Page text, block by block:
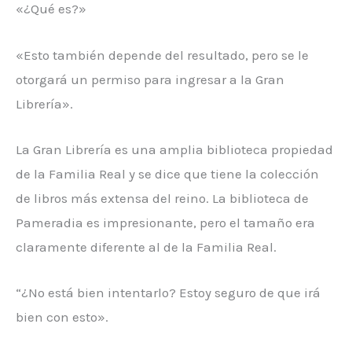
«¿Qué es?»
«Esto también depende del resultado, pero se le
otorgará un permiso para ingresar a la Gran
Librería».
La Gran Librería es una amplia biblioteca propiedad
de la Familia Real y se dice que tiene la colección
de libros más extensa del reino. La biblioteca de
Pameradia es impresionante, pero el tamaño era
claramente diferente al de la Familia Real.
“¿No está bien intentarlo? Estoy seguro de que irá
bien con esto».